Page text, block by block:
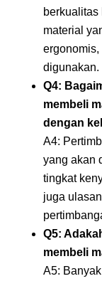
berkualitas
material
digunakan.
Q4:
membeli
dengan
A4:
yang akan
tingkat
juga
Q5:
membeli
A5: